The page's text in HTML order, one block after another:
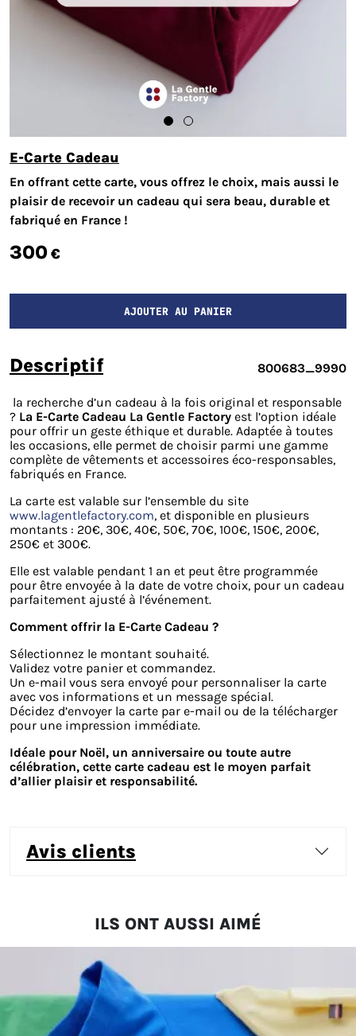
E-Carte Cadeau
En offrant cette carte, vous offrez le choix, mais aussi le
plaisir de recevoir un cadeau qui sera beau, durable et
fabriqué en France !
300€
AJOUTER AU PANIER
descriptif 800683_9990
la recherche d’un cadeau à la fois original et responsable
? La E-Carte Cadeau La Gentle Factory est l’option idéale
pour offrir un geste éthique et durable. Adaptée à toutes
les occasions, elle permet de choisir parmi une gamme
complète de vêtements et accessoires éco-responsables,
fabriqués en France.
La carte est valable sur l’ensemble du site
www.lagentlefactory.com, et disponible en plusieurs
montants : 20€, 30€, 40€, 50€, 70€, 100€, 150€, 200€,
250€ et 300€.
Elle est valable pendant 1 an et peut être programmée
pour être envoyée à la date de votre choix, pour un cadeau
parfaitement ajusté à l’événement.
Comment offrir la E-Carte Cadeau ?
Sélectionnez le montant souhaité.
Validez votre panier et commandez.
Un e-mail vous sera envoyé pour personnaliser la carte
avec vos informations et un message spécial.
Décidez d’envoyer la carte par e-mail ou de la télécharger
pour une impression immédiate.
Idéale pour Noël, un anniversaire ou toute autre
célébration, cette carte cadeau est le moyen parfait
d’allier plaisir et responsabilité.
avis clients
ILS ONT AUSSI AIMÉ